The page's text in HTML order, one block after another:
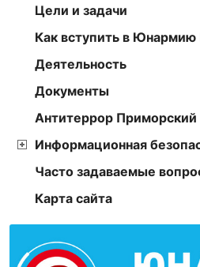
Цели и задачи
Как вступить в Юнармию
Деятельность
Документы
Антитеррор Приморский
Информационная
Часто задаваемые
Карта сайта